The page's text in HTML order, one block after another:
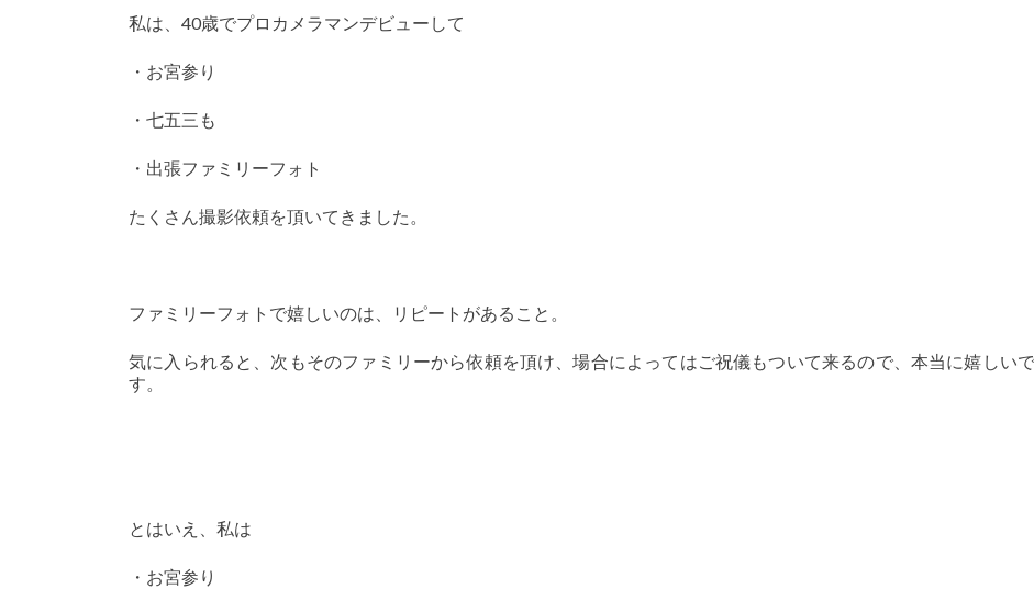
私は、40歳でプロカメラマンデビューして
・お宮参り
・七五三も
・出張ファミリーフォト
たくさん撮影依頼を頂いてきました。
ファミリーフォトで嬉しいのは、リピートがあること。
気に入られると、次もそのファミリーから依頼を頂け、場合によってはご祝儀もついて来るので、本当に嬉しいで
す。
とはいえ、私は
・お宮参り